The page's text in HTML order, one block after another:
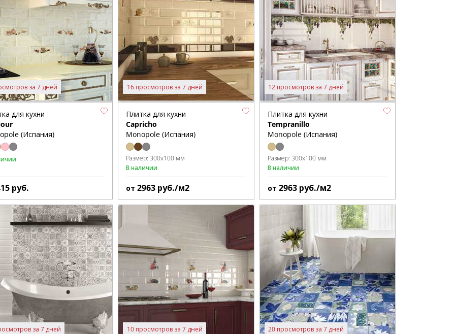
за 7 дней
для кухни
(Испания)
руб.
16 просмотров за 7 дней
Плитка для кухни
Capricho
Monopole (Испания)
Размер:300x100 мм
В наличии
от2963 руб./м2
12 просмотров за 7 дней
Плитка для кухни
Tempranillo
Monopole (Испания)
Размер: 300x100 мм
В наличии
от 2963 руб./м2
за 7 дней 10 просмотров за 7 дней 20 просмотров за 7 дней